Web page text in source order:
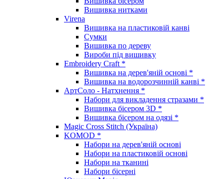
Вишивка нитками
Virena
Вишивка на пластиковій канві
Сумки
Вишивка по дереву
Вироби під вишивку
Embroidery Craft *
Вишивка на дерев'яній основі *
Вишивка на водорозчинній канві *
АртСоло - Натхнення *
Набори для викладення стразами *
Вишивка бісером 3D *
Вишивка бісером на одязі *
Magic Cross Stitch (Україна)
KOMOD *
Набори на дерев'яній основі
Набори на пластиковій основі
Набори на тканині
Набори бісерні